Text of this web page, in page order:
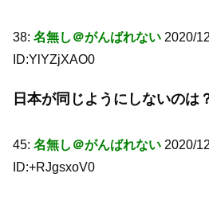
38: 名無し＠がんばれない 2020/
ID:YlYZjXAO0
日本が同じようにしないのは
45: 名無し＠がんばれない 2020/
ID:+RJgsxoV0